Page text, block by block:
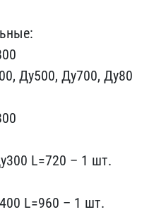
Ду500, Ду700, Ду80​
L=720​ – 1 шт.
L=960 – 1​ шт.